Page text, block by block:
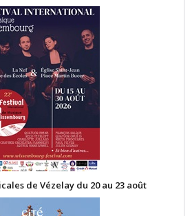
de Vézelay du 20 au 23 août